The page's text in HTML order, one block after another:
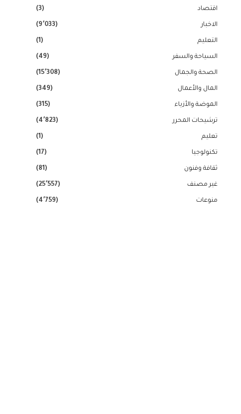
اقتصاد (3)
الاخبار (9٬033)
التعليم (1)
السياحة والسفر (49)
الصحة والجمال (15٬308)
المال والأعمال (349)
الموضة والأزياء (315)
ترشيحات المحرر (4٬823)
تعليم (1)
تكنولوجيا (17)
ثقافة وفنون (81)
غير مصنف (25٬557)
منوعات (4٬759)